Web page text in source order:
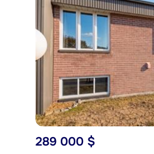
289 000 $